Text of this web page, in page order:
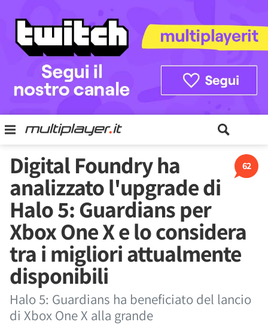
62
Digital Foundry ha
analizzato l'upgrade di
Halo 5: Guardians per
Xbox One X e lo considera
tra i migliori attualmente
disponibili
Halo 5: Guardians ha beneficiato del lancio
di Xbox One X alla grande